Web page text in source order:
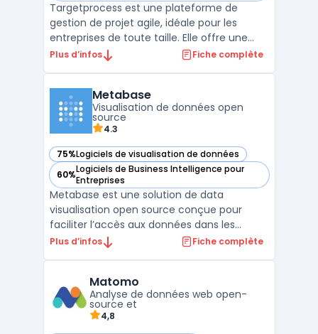
Targetprocess est une plateforme de
gestion de projet agile, idéale pour les
entreprises de toute taille. Elle offre une
gamme complète de fonctionnalités pour
Management, y compris la planification, le
suivi, la collaboration et l ...
Plus d’infos Fiche complète
Metabase
Visualisation de données open
source
4.3
75%Logiciels de visualisation de données
— voir Metabase dans cette catégorie
60%Logiciels de Business Intelligence pour
Entreprises
— voir Metabase dans cette catégorie
Metabase est une solution de data
visualisation open source conçue pour
faciliter l’accès aux données dans les
entreprises. Elle permet de créer des
une interface utilisateur simple et intuitive.
Les utilisateurs peu ...
Plus d’infos Fiche complète
Matomo
Analyse de données web open-
source et
4,8